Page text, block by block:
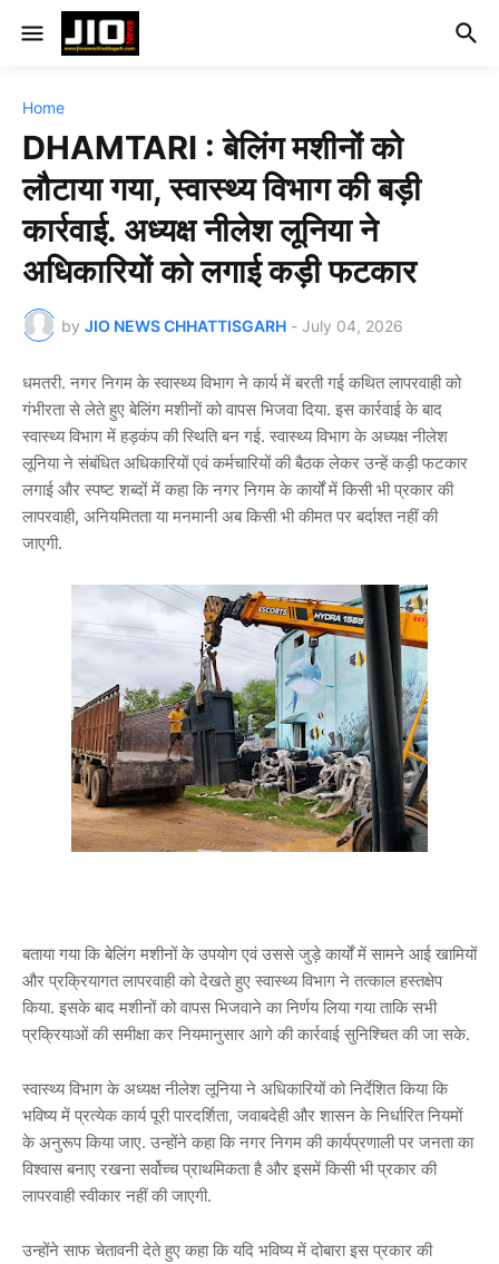
Home
DHAMTARI : बेलिंग मशीनों को
लौटाया गया, स्वास्थ्य विभाग की बड़ी
कार्रवाई. अध्यक्ष नीलेश लूनिया ने
अधिकारियों को लगाई कड़ी फटकार
by JIO NEWS CHHATTISGARH - July 04, 2026
धमतरी. नगर निगम के स्वास्थ्य विभाग ने कार्य में बरती गई कथित लापरवाही को
गंभीरता से लेते हुए बेलिंग मशीनों को वापस भिजवा दिया. इस कार्रवाई के बाद
स्वास्थ्य विभाग में हड़कंप की स्थिति बन गई. स्वास्थ्य विभाग के अध्यक्ष नीलेश
लूनिया ने संबंधित अधिकारियों एवं कर्मचारियों की बैठक लेकर उन्हें कड़ी फटकार
लगाई और स्पष्ट शब्दों में कहा कि नगर निगम के कार्यों में किसी भी प्रकार की
लापरवाही, अनियमितता या मनमानी अब किसी भी कीमत पर बर्दाश्त नहीं की
जाएगी.
बताया गया कि बेलिंग मशीनों के उपयोग एवं उससे जुड़े कार्यों में सामने आई खामियों
और प्रक्रियागत लापरवाही को देखते हुए स्वास्थ्य विभाग ने तत्काल हस्तक्षेप
किया. इसके बाद मशीनों को वापस भिजवाने का निर्णय लिया गया ताकि सभी
प्रक्रियाओं की समीक्षा कर नियमानुसार आगे की कार्रवाई सुनिश्चित की जा सके.
स्वास्थ्य विभाग के अध्यक्ष नीलेश लूनिया ने अधिकारियों को निर्देशित किया कि
भविष्य में प्रत्येक कार्य पूरी पारदर्शिता, जवाबदेही और शासन के निर्धारित नियमों
के अनुरूप किया जाए. उन्होंने कहा कि नगर निगम की कार्यप्रणाली पर जनता का
विश्वास बनाए रखना सर्वोच्च प्राथमिकता है और इसमें किसी भी प्रकार की
लापरवाही स्वीकार नहीं की जाएगी.
उन्होंने साफ चेतावनी देते हुए कहा कि यदि भविष्य में दोबारा इस प्रकार की